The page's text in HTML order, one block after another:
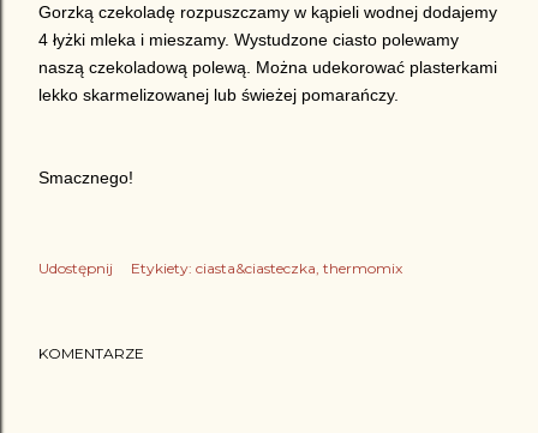
Gorzką czekoladę rozpuszczamy w kąpieli wodnej dodajemy
4 łyżki mleka i mieszamy. Wystudzone ciasto polewamy
naszą czekoladową polewą. Można udekorować plasterkami
lekko skarmelizowanej lub świeżej pomarańczy.
Smacznego!
Udostępnij Etykiety: ciasta&ciasteczka thermomix
KOMENTARZE